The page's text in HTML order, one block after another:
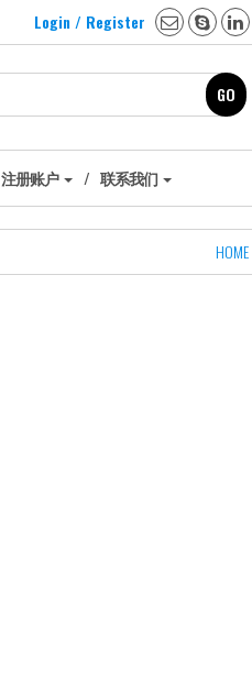
Login / Register
GO
注册账户 联系我们
HOME